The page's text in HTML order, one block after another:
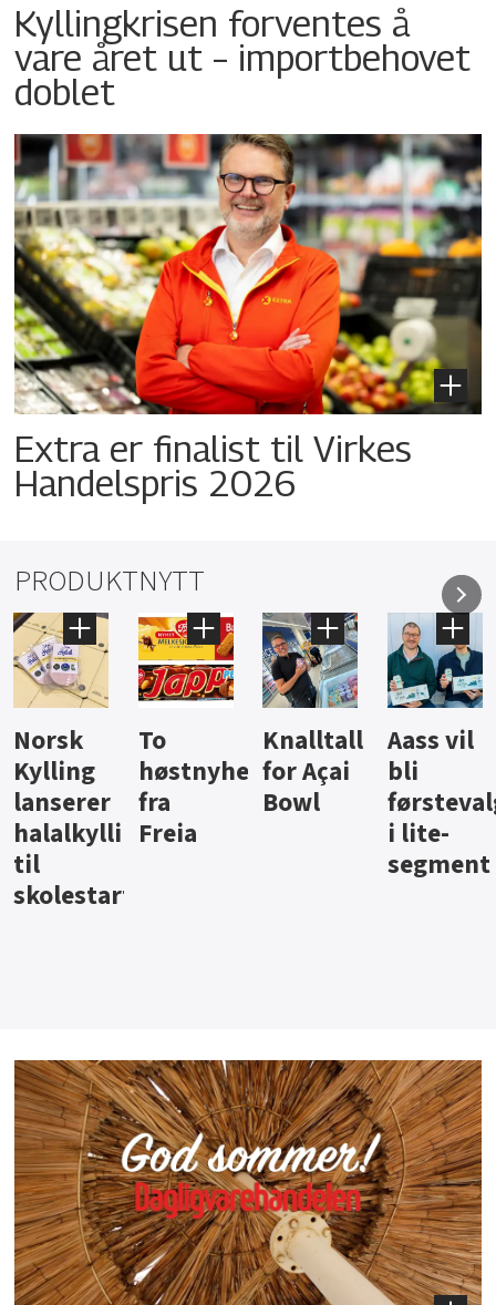
Kyllingkrisen forventes å
vare året ut – importbehovet
doblet
Extra er finalist til Virkes
Handelspris 2026
PRODUKTNYTT
Knalltall
for Açai
Bowl
Aass vil
bli
førstevalg
i lite-
Brus og
jus fra
Berentsen